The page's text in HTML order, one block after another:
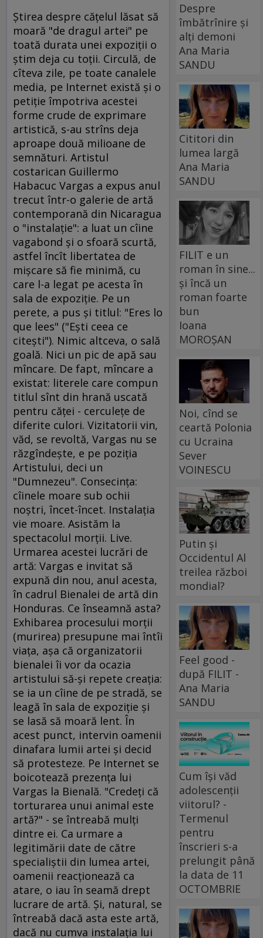
Ştirea despre căţelul lăsat să
moară "de dragul artei" pe
toată durata unei expoziţii o
ştim deja cu toţii. Circulă, de
cîteva zile, pe toate canalele
media, pe Internet există şi o
petiţie împotriva acestei
forme crude de exprimare
artistică, s-au strîns deja
aproape două milioane de
semnături. Artistul
costarican Guillermo
Habacuc Vargas a expus anul
trecut într-o galerie de artă
contemporană din Nicaragua
o "instalaţie": a luat un cîine
vagabond şi o sfoară scurtă,
astfel încît libertatea de
mişcare să fie minimă, cu
care l-a legat pe acesta în
sala de expoziţie. Pe un
perete, a pus şi titlul: "Eres lo
que lees" ("Eşti ceea ce
citeşti"). Nimic altceva, o sală
goală. Nici un pic de apă sau
mîncare. De fapt, mîncare a
existat: literele care compun
titlul sînt din hrană uscată
pentru căţei - cerculeţe de
diferite culori. Vizitatorii vin,
văd, se revoltă, Vargas nu se
răzgîndeşte, e pe poziţia
Artistului, deci un
"Dumnezeu". Consecinţa:
cîinele moare sub ochii
noştri, încet-încet. Instalaţia
vie moare. Asistăm la
spectacolul morţii. Live.
Urmarea acestei lucrări de
artă: Vargas e invitat să
expună din nou, anul acesta,
în cadrul Bienalei de artă din
Honduras. Ce înseamnă asta?
Exhibarea procesului morţii
(murirea) presupune mai întîi
viaţa, aşa că organizatorii
bienalei îi vor da ocazia
artistului să-şi repete creaţia:
se ia un cîine de pe stradă, se
leagă în sala de expoziţie şi
se lasă să moară lent. În
acest punct, intervin oamenii
dinafara lumii artei şi decid
să protesteze. Pe Internet se
boicotează prezenţa lui
Vargas la Bienală. "Credeţi că
torturarea unui animal este
artă?" - se întreabă mulţi
dintre ei. Ca urmare a
legitimării date de către
specialiştii din lumea artei,
oamenii reacţionează ca
atare, o iau în seamă drept
lucrare de artă. Şi, natural, se
întreabă dacă asta este artă,
dacă nu cumva instalaţia lui
Despre
îmbătrînire și
alți demoni
Ana Maria
SANDU
Cititori din
lumea largă
Ana Maria
SANDU
FILIT e un
roman în sine...
și încă un
roman foarte
bun
Ioana
MOROȘAN
Noi, cînd se
ceartă Polonia
cu Ucraina
Sever
VOINESCU
Putin și
Occidentul Al
treilea război
mondial?
Feel good -
după FILIT -
Ana Maria
SANDU
Cum își văd
adolescenții
viitorul? -
Termenul
pentru
înscrieri s-a
prelungit până
la data de 11
OCTOMBRIE